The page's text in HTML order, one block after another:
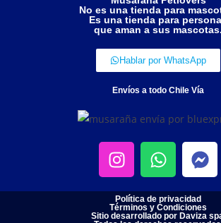
No es una tienda para
Es una tienda para
que aman a sus mascotas.
Hablar por WhatsApp
Envíos a todo Chile Vía
Política de privacidad
Términos y Condiciones
Sitio desarrollado por Daviza